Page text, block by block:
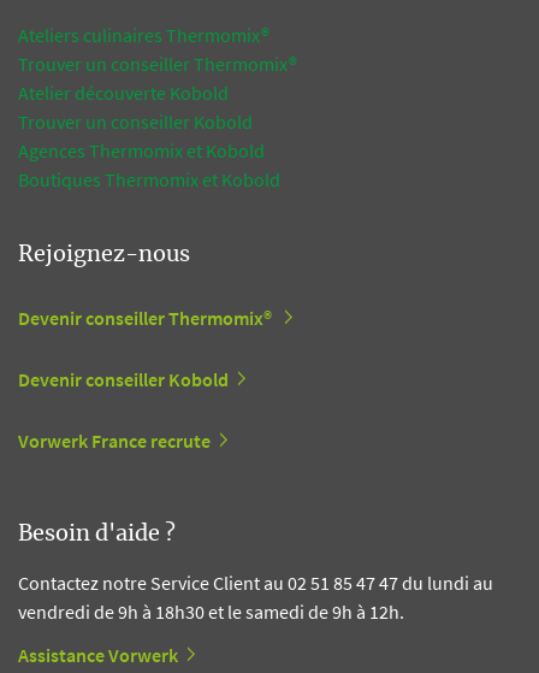
Ateliers culinaires Thermomix®
Trouver un conseiller Thermomix®
Atelier découverte Kobold
Trouver un conseiller Kobold
Agences Thermomix et Kobold
Boutiques Thermomix et Kobold
Rejoignez-nous
Devenir conseiller Thermomix®
Devenir conseiller Kobold
Vorwerk France recrute
Besoin d'aide ?
Contactez notre Service Client au 02 51 85 47 47 du lundi au
vendredi de 9h à 18h30 et le samedi de 9h à 12h.
Assistance Vorwerk